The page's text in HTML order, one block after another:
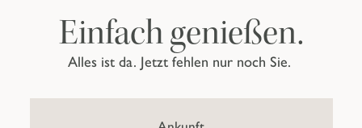
Alles ist da. Jetzt fehlen nur noch Sie.
Einfach genießen.